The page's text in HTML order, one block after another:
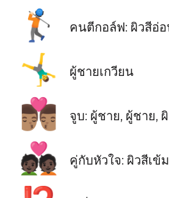
🏌🏻 คนตีกอล์ฟ: ผิวสีอ่
🤸‍♂️ ผู้ชายเกวียน
👨🏽‍❤️‍💋‍👨🏽 จูบ: ผู้ชาย, ผู้ชาย,
💑🏿 คู่กับหัวใจ: ผิวสีเข้ม